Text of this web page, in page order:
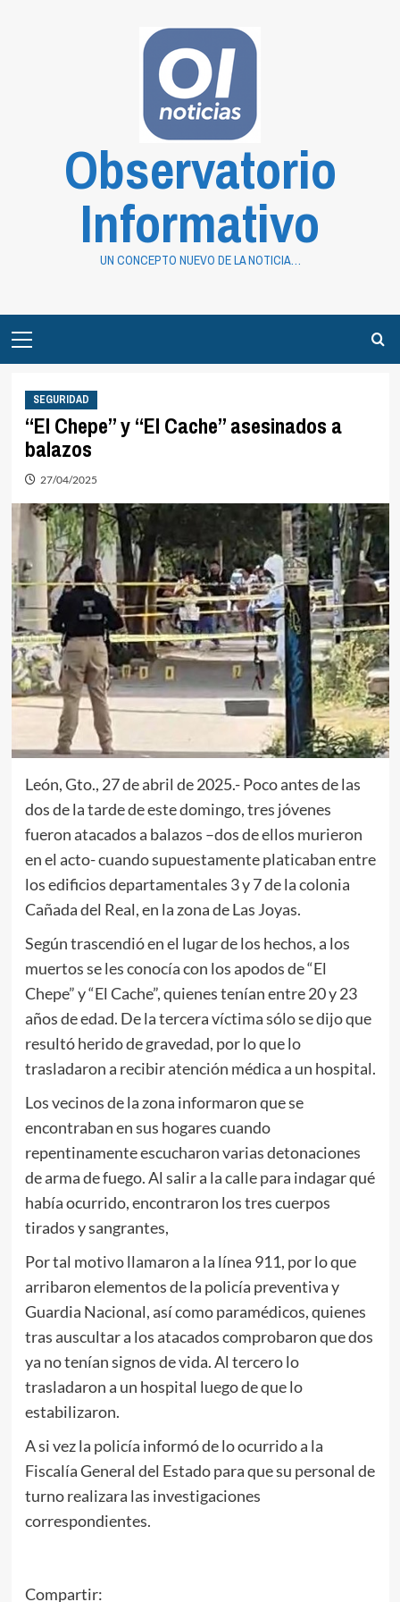
Observatorio
Informativo
UN CONCEPTO NUEVO DE LA NOTICIA…
Menu
SEGURIDAD
“El Chepe” y “El Cache” asesinados a
balazos
27/04/2025
León, Gto., 27 de abril de 2025.- Poco antes de las
dos de la tarde de este domingo, tres jóvenes
fueron atacados a balazos –dos de ellos murieron
en el acto- cuando supuestamente platicaban entre
los edificios departamentales 3 y 7 de la colonia
Cañada del Real, en la zona de Las Joyas.
Según trascendió en el lugar de los hechos, a los
muertos se les conocía con los apodos de “El
Chepe” y “El Cache”, quienes tenían entre 20 y 23
años de edad. De la tercera víctima sólo se dijo que
resultó herido de gravedad, por lo que lo
trasladaron a recibir atención médica a un hospital.
Los vecinos de la zona informaron que se
encontraban en sus hogares cuando
repentinamente escucharon varias detonaciones
de arma de fuego. Al salir a la calle para indagar qué
había ocurrido, encontraron los tres cuerpos
tirados y sangrantes,
Por tal motivo llamaron a la línea 911, por lo que
arribaron elementos de la policía preventiva y
Guardia Nacional, así como paramédicos, quienes
tras auscultar a los atacados comprobaron que dos
ya no tenían signos de vida. Al tercero lo
trasladaron a un hospital luego de que lo
estabilizaron.
A si vez la policía informó de lo ocurrido a la
Fiscalía General del Estado para que su personal de
turno realizara las investigaciones
correspondientes.
Compartir: